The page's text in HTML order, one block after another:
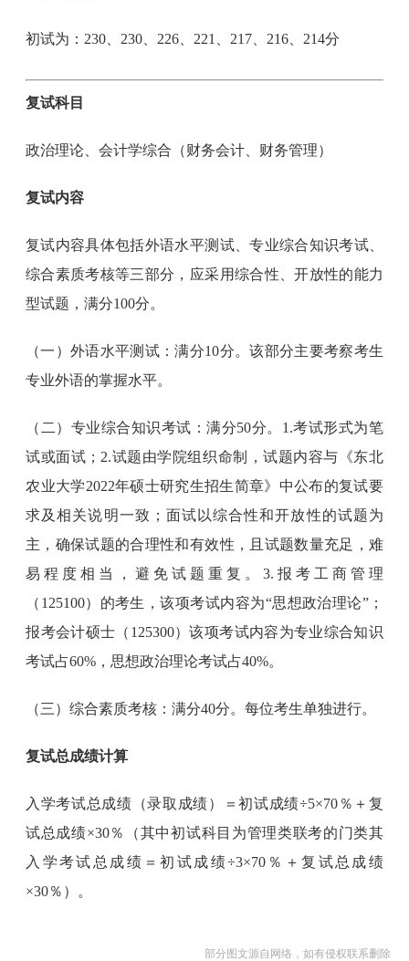
初试为：230、230、226、221、217、216、214分
复试科目
政治理论、会计学综合（财务会计、财务管理）
复试内容
复试内容具体包括外语水平测试、专业综合知识考试、
综合素质考核等三部分，应采用综合性、开放性的能力
型试题，满分100分。
（一）外语水平测试：满分10分。该部分主要考察考生
专业外语的掌握水平。
（二）专业综合知识考试：满分50分。1.考试形式为笔
试或面试；2.试题由学院组织命制，试题内容与《东北
农业大学2022年硕士研究生招生简章》中公布的复试要
求及相关说明一致；面试以综合性和开放性的试题为
主，确保试题的合理性和有效性，且试题数量充足，难
易程度相当，避免试题重复。3.报考工商管理
（125100）的考生，该项考试内容为“思想政治理论”；
报考会计硕士（125300）该项考试内容为专业综合知识
考试占60%，思想政治理论考试占40%。
（三）综合素质考核：满分40分。每位考生单独进行。
复试总成绩计算
入学考试总成绩（录取成绩）＝初试成绩÷5×70％＋复
试总成绩×30％（其中初试科目为管理类联考的门类其
入学考试总成绩＝初试成绩÷3×70％＋复试总成绩
×30％）。
部分图文源自网络，如有侵权联系删除